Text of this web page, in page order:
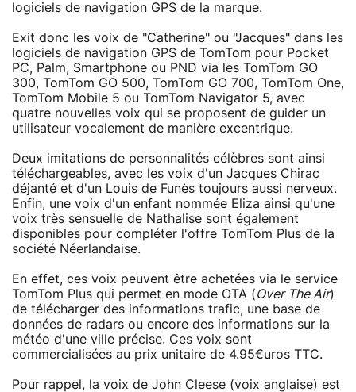
logiciels de navigation GPS de la marque.
Exit donc les voix de "Catherine" ou "Jacques" dans les
logiciels de navigation GPS de TomTom pour Pocket
PC, Palm, Smartphone ou PND via les TomTom GO
300, TomTom GO 500, TomTom GO 700, TomTom One,
TomTom Mobile 5 ou TomTom Navigator 5, avec
quatre nouvelles voix qui se proposent de guider un
utilisateur vocalement de manière excentrique.
Deux imitations de personnalités célèbres sont ainsi
téléchargeables, avec les voix d'un Jacques Chirac
déjanté et d'un Louis de Funès toujours aussi nerveux.
Enfin, une voix d'un enfant nommée Eliza ainsi qu'une
voix très sensuelle de Nathalise sont également
disponibles pour compléter l'offre TomTom Plus de la
société Néerlandaise.
En effet, ces voix peuvent être achetées via le service
TomTom Plus qui permet en mode OTA (Over The Air)
de télécharger des informations trafic, une base de
données de radars ou encore des informations sur la
météo d'une ville précise. Ces voix sont
commercialisées au prix unitaire de 4.95€uros TTC.
Pour rappel, la voix de John Cleese (voix anglaise) est